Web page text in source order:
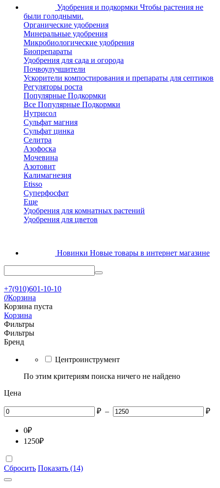
Удобрения и подкормки Чтобы растения не
были голодными.
Органические удобрения
Минеральные удобрения
Микробиологические удобрения
Биопрепараты
Удобрения для сада и огорода
Почвоулучшители
Ускорители компостирования и препараты для септиков
Регуляторы роста
Популярные Подкормки
Все Популярные Подкормки
Нутрисол
Сульфат магния
Сульфат цинка
Селитра
Азофоска
Мочевина
Азотовит
Калимагнезия
Etisso
Суперфосфат
Еще
Удобрения для комнатных растений
Удобрения для цветов
Новинки Новые товары в интернет магазине
+7(910)601-10-10
0Корзина
Корзина пуста
Корзина
Фильтры
Фильтры
Бренд
Центроинструмент
По этим критериям поиска ничего не найдено
Цена
₽ – ₽
0₽
1250₽
Сбросить Показать (14)